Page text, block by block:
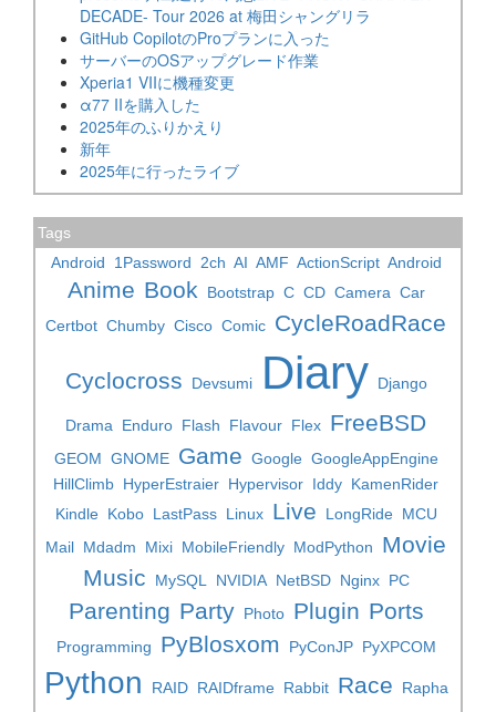
DECADE- Tour 2026 at 梅田シャングリラ
GitHub CopilotのProプランに入った
サーバーのOSアップグレード作業
Xperia1 VIIに機種変更
α77 IIを購入した
2025年のふりかえり
新年
2025年に行ったライブ
Tags
Android
1Password 2ch AI AMF ActionScript Android
Anime Book Bootstrap C CD Camera Car
Certbot Chumby Cisco Comic CycleRoadRace
Cyclocross Devsumi Diary Django
Drama Enduro Flash Flavour Flex FreeBSD
GEOM GNOME Game Google GoogleAppEngine
HillClimb HyperEstraier Hypervisor Iddy KamenRider
Kindle Kobo LastPass Linux Live LongRide MCU
Mail Mdadm Mixi MobileFriendly ModPython
Movie
Music
MySQL NVIDIA NetBSD Nginx PC
Parenting Party Photo Plugin Ports
Programming PyBlosxom PyConJP PyXPCOM
Python RAID RAIDframe Rabbit Race Rapha